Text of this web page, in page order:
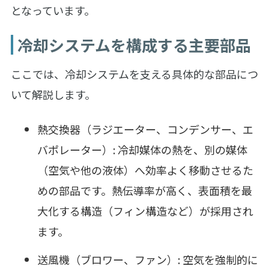
となっています。
冷却システムを構成する主要部品
ここでは、冷却システムを支える具体的な部品につ
いて解説します。
熱交換器（ラジエーター、コンデンサー、エ
バポレーター）: 冷却媒体の熱を、別の媒体
（空気や他の液体）へ効率よく移動させるた
めの部品です。熱伝導率が高く、表面積を最
大化する構造（フィン構造など）が採用され
ます。
送風機（ブロワー、ファン）: 空気を強制的に